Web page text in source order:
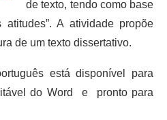
de texto, tendo como base
A atividade propõe
de um texto dissertativo.
está disponível para
do Word e pronto para